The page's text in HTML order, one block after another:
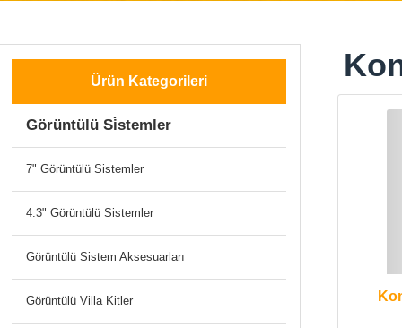
Ürün Kategorileri
Görüntülü Si̇stemler
7" Görüntülü Sistemler
4.3" Görüntülü Sistemler
Görüntülü Sistem Aksesuarları
Görüntülü Villa Kitler